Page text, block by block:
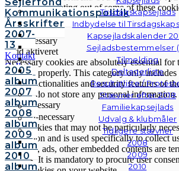
Tirsdagskapsejlads
Indbydelse til
Kapsejladskalender
Sejladsbestemmelser
Tilmelding
Deltagerliste
Resultatliste /
Stævner efter 2018
Familiekapsejlads
Udvalg & klubmåler
Tidligere stævner
2008
2009
2010
Kommunikationspolitik
Årsskrifter
2007-
13
Kontakt
Galleri
Andre
fotos
2005
album
2007
album
2008
album
2009
album
2010
album
cookies. But opting out of some of these
browsing experience.
Necessary
Necessary
Altid aktiveret
Necessary cookies are absolutely essential for
function properly. This category only includes
basic functionalities and security features of
cookies do not store any personal information.
Non-necessary
Non-necessary
Any cookies that may not be particularly
to function and is used specifically to collect
analytics, ads, other embedded contents are
cookies. It is mandatory to procure user